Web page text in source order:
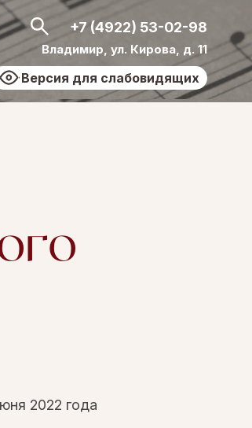
Версия для слабовидящих
+7 (4922) 53-02-98
Владимир, ул. Кирова, д. 11
2022 года